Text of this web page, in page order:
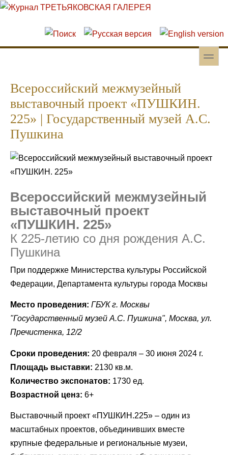
Перейти к основному содержанию
Skip to search
toggle
Всероссийский межмузейный
выставочный проект «ПУШКИН.
225» | Государственный музей А.С.
Пушкина
Всероссийский межмузейный
выставочный проект
«ПУШКИН. 225»
К 225-летию со дня рождения А.С.
Пушкина
При поддержке Министерства культуры Российской
Федерации, Департамента культуры города Москвы
Место проведения: ГБУК г. Москвы
"Государственный музей А.С. Пушкина", Москва, ул.
Пречистенка, 12/2
Сроки проведения: 20 февраля – 30 июня 2024 г.
Площадь выставки: 2130 кв.м.
Количество экспонатов: 1730 ед.
Возрастной ценз: 6+
Выставочный проект «ПУШКИН.225» – один из
масштабных проектов, объединивших вместе
крупные федеральные и региональные музеи,